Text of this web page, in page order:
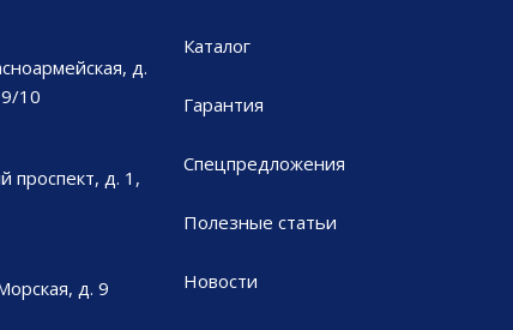
д.
10
проспект, д. 1,
д. 9
Каталог
Гарантия
Спецпредложения
Полезные статьи
Новости